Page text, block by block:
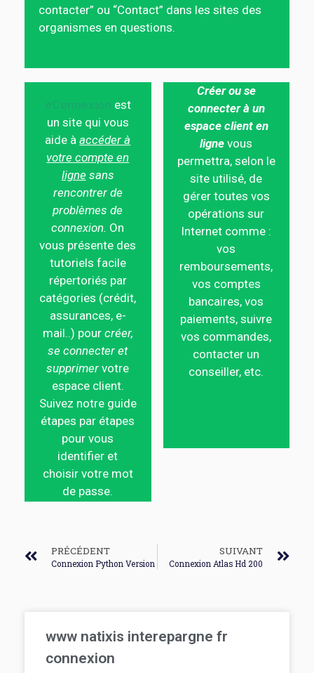
contacter” ou “Contact” dans les sites des
organismes en questions.
est
un site qui vous
aide àaccéder à
votre compte en
ligne sans
rencontrer de
problèmes de
connexion. On
vous présente des
tutoriels facile
répertoriés par
catégories (crédit,
assurances, e-
mail..) pour créer,
se connecter et
supprimer votre
espace client.
Suivez notre guide
étapes par étapes
pour vous
identifier et
choisir votre mot
de passe.
Créer ou se
connecter à un
espace client en
ligne vous
permettra, selon le
site utilisé, de
gérer toutes vos
opérations sur
Internet comme :
vos
remboursements,
vos comptes
bancaires, vos
paiements, suivre
vos commandes,
contacter un
conseiller, etc.
PRÉCÉDENT
Connexion Python Version
SUIVANT
Connexion Atlas Hd 200
www natixis interepargne fr
connexion